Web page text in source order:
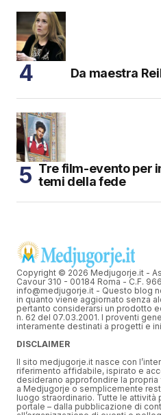
Da maestra
Tre film-evento per
temi della fede
Copyright © 2026 Medjugorje.it -
Cavour 310 - 00184 Roma - C.F.
info@medjugorje.it - Questo blog
in quanto viene aggiornato senza
pertanto considerarsi un prodotto
n. 62 del 07.03.2001. I proventi
interamente destinati a progetti e
DISCLAIMER
Il sito medjugorje.it nasce con
riferimento affidabile, ispirato e
desiderano approfondire la
a Medjugorje o semplicemente
luogo straordinario. Tutte le
portale – dalla pubblicazione di